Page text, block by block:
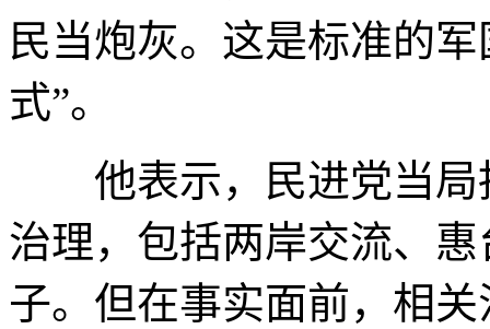
民当炮灰。这是标准的
式”。
他表示，民进党当局
治理，包括两岸交流、
子。但在事实面前，相